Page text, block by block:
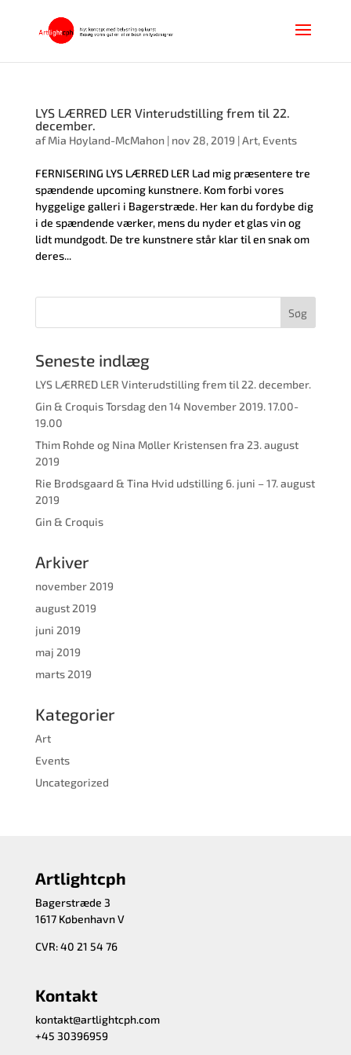
LYS LÆRRED LER Vinterudstilling frem til 22.
december.
afMia Høyland-McMahon| nov 28, 2019 |Art, Events
FERNISERING LYS LÆRRED LER Lad mig præsentere tre
spændende upcoming kunstnere. Kom forbi vores
hyggelige galleri i Bagerstræde. Her kan du fordybe dig
i de spændende værker, mens du nyder et glas vin og
lidt mundgodt. De tre kunstnere står klar til en snak om
deres...
Seneste indlæg
LYS LÆRRED LER Vinterudstilling frem til 22. december.
Gin & Croquis Torsdag den 14 November 2019. 17.00-
19.00
Thim Rohde og Nina Møller Kristensen fra 23. august
2019
Rie Brødsgaard & Tina Hvid udstilling 6. juni – 17. august
2019
Gin & Croquis
Arkiver
november 2019
august 2019
juni 2019
maj 2019
marts 2019
Kategorier
Art
Events
Uncategorized
Artlightcph
Bagerstræde 3
1617 København V
CVR: 40 21 54 76
Kontakt
kontakt@artlightcph.com
+45 30396959